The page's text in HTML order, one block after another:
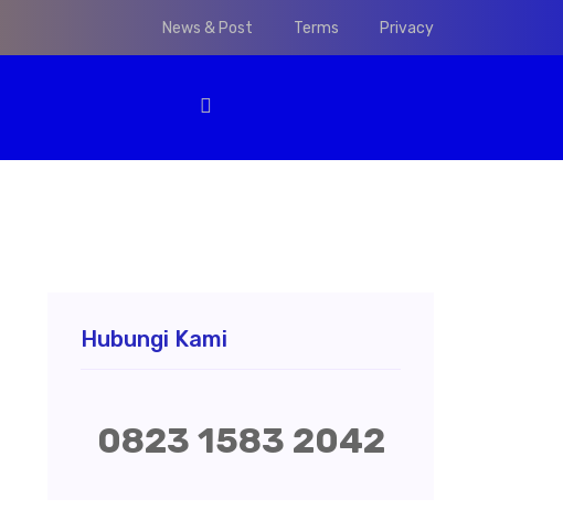
News & Post Terms Privacy
Hubungi Kami
0823 1583 2042